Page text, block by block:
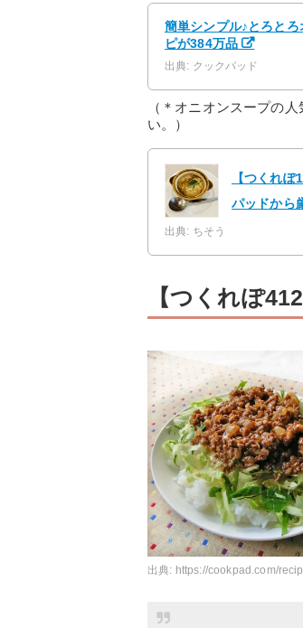
簡単シンプル♪とろと
ピが384万品
出典: クックパッド
（＊オニオンスープの
い。）
【つくれ
パッドから
出典: ちそう
【つくれぽ
出典: https://cookpad.com/